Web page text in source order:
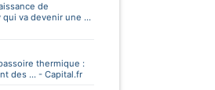
de
va devenir une ...
thermique :
des ... - Capital.fr